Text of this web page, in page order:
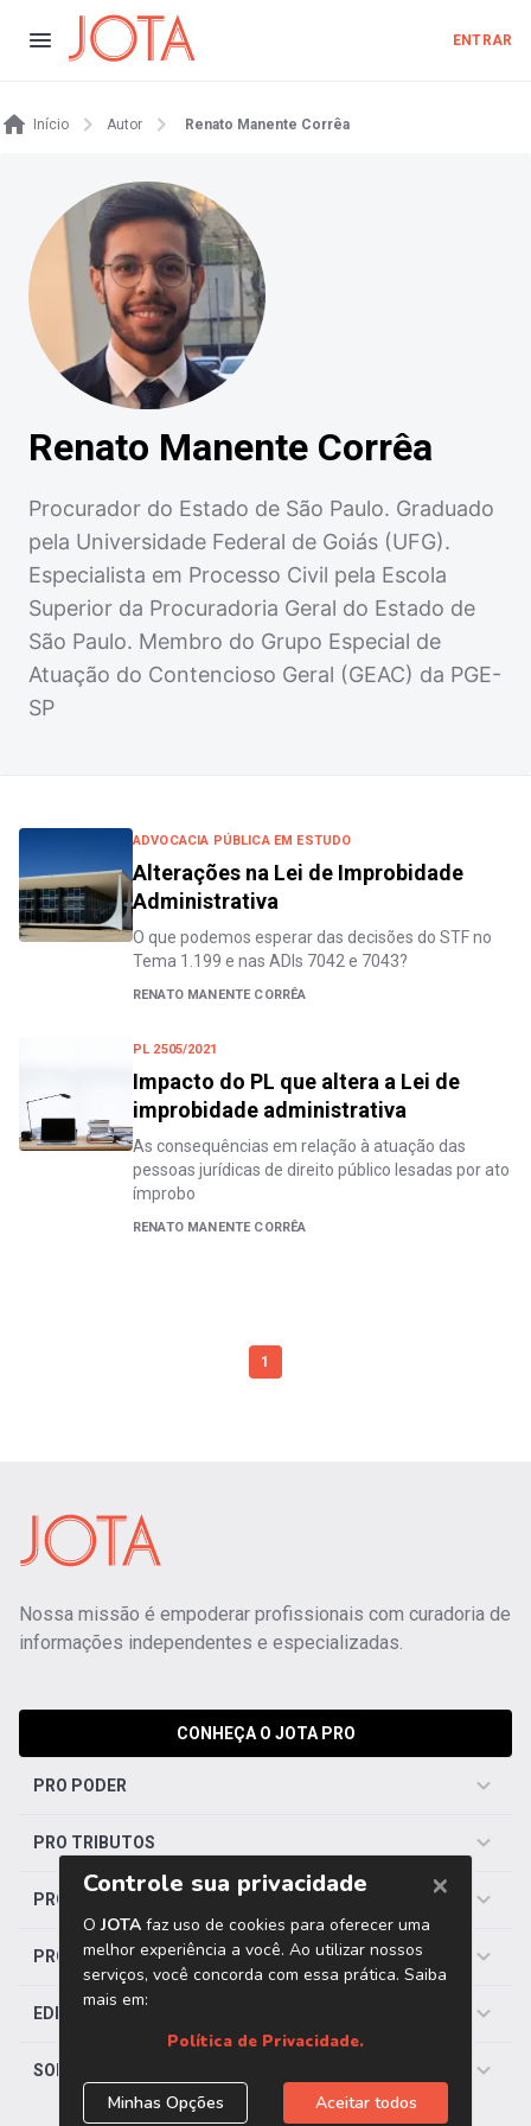
ENTRAR
Início Autor Renato Manente Corrêa
Renato Manente Corrêa
Procurador do Estado de São Paulo. Graduado
pela Universidade Federal de Goiás (UFG).
Especialista em Processo Civil pela Escola
Superior da Procuradoria Geral do Estado de
São Paulo. Membro do Grupo Especial de
Atuação do Contencioso Geral (GEAC) da PGE-
SP
ADVOCACIA PÚBLICA EM ESTUDO
Alterações na Lei de Improbidade
Administrativa
O que podemos esperar das decisões do STF no
Tema 1.199 e nas ADIs 7042 e 7043?
RENATO MANENTE CORRÊA
PL 2505/2021
Impacto do PL que altera a Lei de
improbidade administrativa
As consequências em relação à atuação das
pessoas jurídicas de direito público lesadas por ato
ímprobo
RENATO MANENTE CORRÊA
1
Nossa missão é empoderar profissionais com curadoria de
informações independentes e especializadas.
CONHEÇA O JOTA PRO
PRO PODER
PRO TRIBUTOS
PRO TRABALHISTA
PRO SAÚDE
EDITORIAS
SOBRE O JOTA